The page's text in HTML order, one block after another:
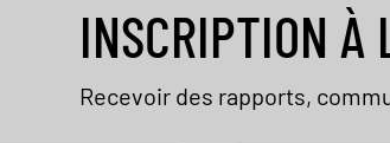
INSCRIPTION À
Recevoir des rapports,